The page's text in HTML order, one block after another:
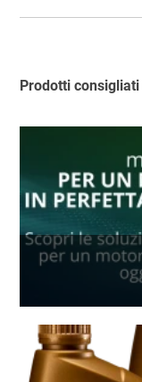
Prodotti consigliati